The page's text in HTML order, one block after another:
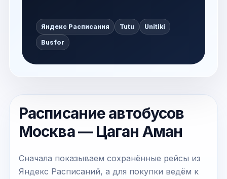
Яндекс Расписания Tutu Unitiki
Busfor
Расписание автобусов
Москва — Цаган Аман
Сначала показываем сохранённые рейсы из
Яндекс Расписаний, а для покупки ведём к